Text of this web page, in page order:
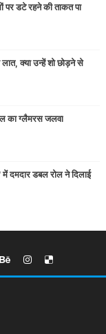
पर डटे रहने की ताकत पा
क्या उन्हें शो छोड़ने से
का ग्लैमरस जलवा
दमदार डबल रोल ने दिलाई